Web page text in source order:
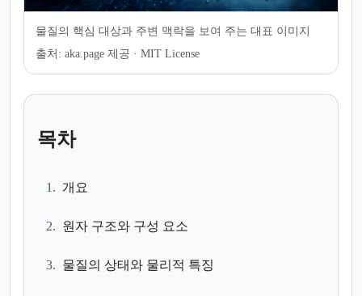
물질의 핵심 대상과 주변 맥락을 보여 주는 대표 이미지
출처: aka.page 제공 · MIT License
목차
1. 개요
2. 원자 구조와 구성 요소
3. 물질의 상태와 물리적 특징